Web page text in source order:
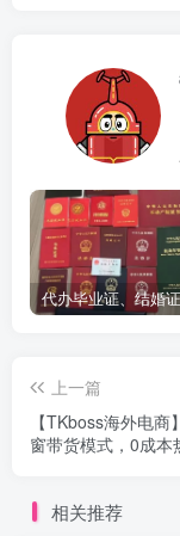
上一篇
【TKboss海外电商
窗带货模式，0成本
相关推荐